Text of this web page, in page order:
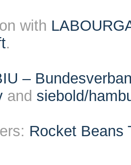
with
.
–
and siebold/
Rocket Beans